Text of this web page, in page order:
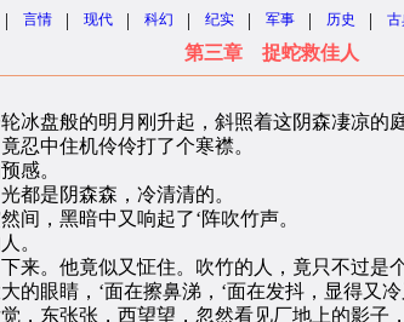
| 言情 | 现代 | 科幻 | 纪实 | 军事 | 历史 | 古
第三章 捉蛇救佳人
盘般的明月刚升起，斜照着这阴森凄凉的庭
中住机伶伶打了个寒襟。
感。
是阴森森，冷清清的。
，黑暗中又响起了‘阵吹竹声。
。
。他竟似又怔住。吹竹的人，竟只不过是个
眼睛，‘面在擦鼻涕，‘面在发抖，显得又冷
东张张，西望望，忽然看见厂地上的影子